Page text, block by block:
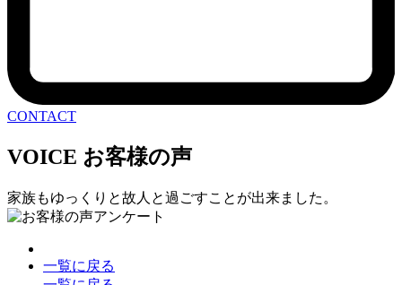
CONTACT
VOICE お客様の声
家族もゆっくりと故人と過ごすことが出来ました。
一覧に戻る